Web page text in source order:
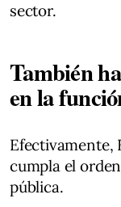
sector.
También
en la
Efectivamente,
cumpla el
pública.